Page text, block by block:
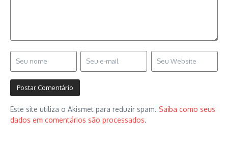
Este site utiliza o Akismet para reduzir spam. Saiba como seus
dados em comentários são processados.